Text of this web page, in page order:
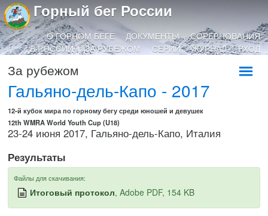
Горный бег России
О ГОРНОМ БЕГЕ ДОКУМЕНТЫ
СОРЕВНОВАНИЯ
В РОССИИ
ЗА РУБЕЖОМ СЕРИИ ЖУРНАЛ ВХОД
За рубежом
Гальяно-дель-Капо - 2017
12-й кубок мира по горному бегу среди юношей и девушек
12th WMRA World Youth Cup (U18)
23-24 июня 2017, Гальяно-дель-Капо, Италия
Результаты
Файлы для скачивания:
Итоговый протокол, Adobe PDF, 154 KB